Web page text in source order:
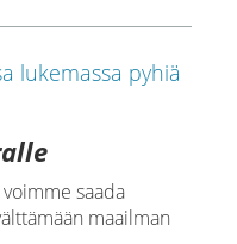
saada
maailman